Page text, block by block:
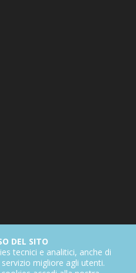
DEL SITO
tecnici e analitici, anche di
migliore agli utenti.